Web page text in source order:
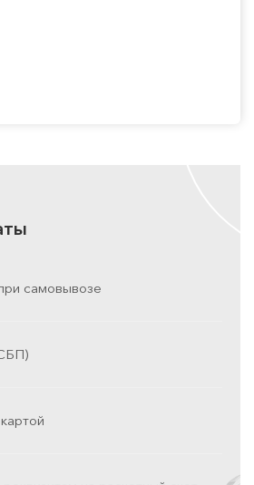
самовывозе